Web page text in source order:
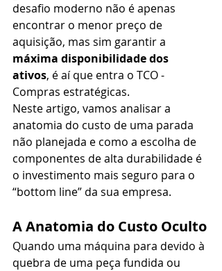
desafio moderno não é apenas
encontrar o menor preço de
aquisição, mas sim garantir a
máxima disponibilidade dos
ativos, é aí que entra o TCO -
Compras estratégicas.
Neste artigo, vamos analisar a
anatomia do custo de uma parada
não planejada e como a escolha de
componentes de alta durabilidade é
o investimento mais seguro para o
“bottom line” da sua empresa.
A Anatomia do Custo Oculto
Quando uma máquina para devido à
quebra de uma peça fundida ou